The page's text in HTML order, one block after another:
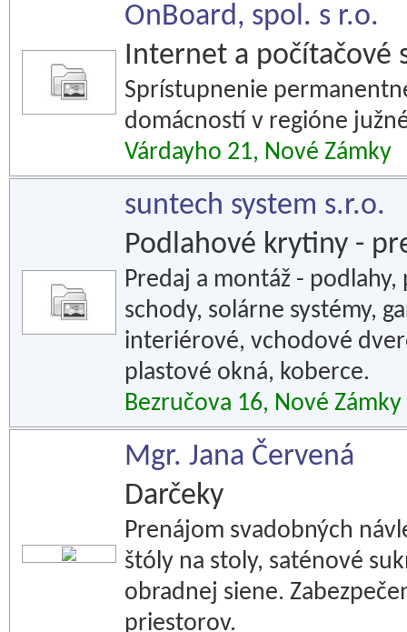
OnBoard, spol. s r.o.
Internet a počítačové
Sprístupnenie
domácností v regióne
Várdayho 21, Nové Zámky
suntech system s.r.o.
Podlahové krytiny -
Predaj a montáž -
schody, solárne systémy,
interiérové, vchodové
plastové okná, koberce.
Bezručova 16, Nové Zámky
Mgr. Jana Červená
Darčeky
Prenájom svadobných
štóly na stoly, saténové
obradnej siene.
priestorov.